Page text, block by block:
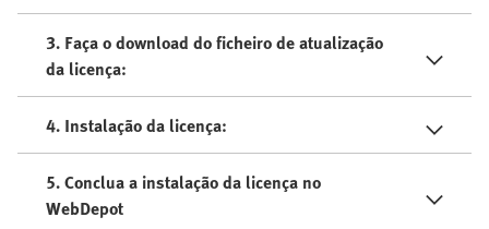
3. Faça o download do ficheiro de atualização
da licença:
4. Instalação da licença:
5. Conclua a instalação da licença no
WebDepot